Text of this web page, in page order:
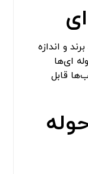
و اندازه
ای‌ها
قابل